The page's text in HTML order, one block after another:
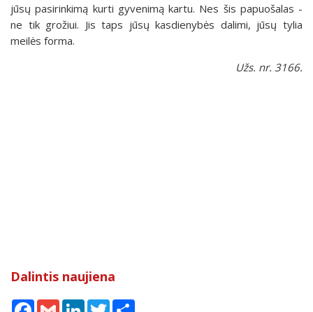
jūsų pasirinkimą kurti gyvenimą kartu. Nes šis papuošalas -
ne tik grožiui. Jis taps jūsų kasdienybės dalimi, jūsų tylia
meilės forma.
Užs. nr. 3166.
Dalintis naujiena
Facebook
Gmail LinkedInTwitter